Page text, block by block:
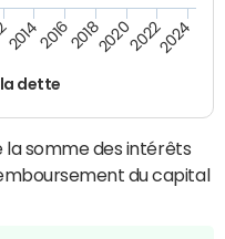
dette
201420162018202020222024
la somme des intérêts
du capital